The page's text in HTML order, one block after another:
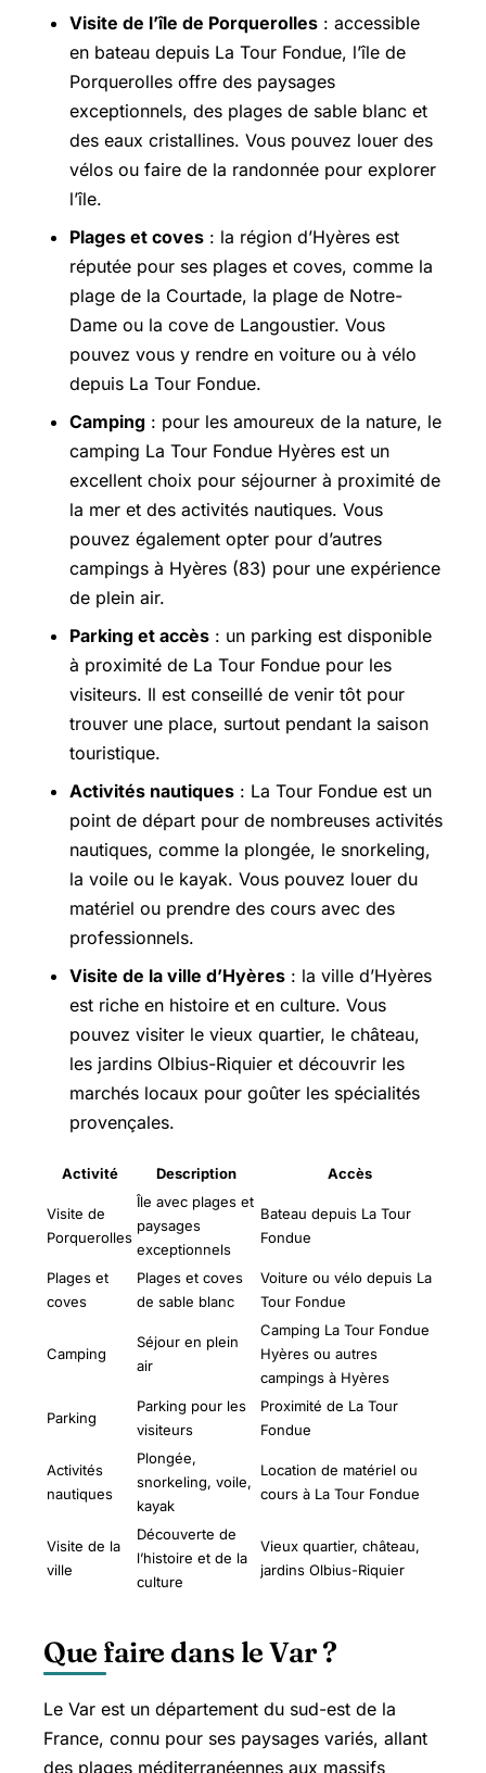
Visite de l’île de Porquerolles : accessible
en bateau depuis La Tour Fondue, l’île de
Porquerolles offre des paysages
exceptionnels, des plages de sable blanc et
des eaux cristallines. Vous pouvez louer des
vélos ou faire de la randonnée pour explorer
l’île.
Plages et coves : la région d’Hyères est
réputée pour ses plages et coves, comme la
plage de la Courtade, la plage de Notre-
Dame ou la cove de Langoustier. Vous
pouvez vous y rendre en voiture ou à vélo
depuis La Tour Fondue.
Camping : pour les amoureux de la nature, le
camping La Tour Fondue Hyères est un
excellent choix pour séjourner à proximité de
la mer et des activités nautiques. Vous
pouvez également opter pour d’autres
campings à Hyères (83) pour une expérience
de plein air.
Parking et accès : un parking est disponible
à proximité de La Tour Fondue pour les
visiteurs. Il est conseillé de venir tôt pour
trouver une place, surtout pendant la saison
touristique.
Activités nautiques : La Tour Fondue est un
point de départ pour de nombreuses activités
nautiques, comme la plongée, le snorkeling,
la voile ou le kayak. Vous pouvez louer du
matériel ou prendre des cours avec des
professionnels.
Visite de la ville d’Hyères : la ville d’Hyères
est riche en histoire et en culture. Vous
pouvez visiter le vieux quartier, le château,
les jardins Olbius-Riquier et découvrir les
marchés locaux pour goûter les spécialités
provençales.
Activité Description Accès
Visite de
Porquerolles
Île avec plages et
paysages
exceptionnels
Bateau depuis La Tour
Fondue
Plages et
coves
Plages et coves
de sable blanc
Voiture ou vélo depuis La
Tour Fondue
Camping
Séjour en plein
air
Camping La Tour Fondue
Hyères ou autres
campings à Hyères
Parking
Parking pour les
visiteurs
Proximité de La Tour
Fondue
Activités
nautiques
Plongée,
snorkeling, voile,
kayak
Location de matériel ou
cours à La Tour Fondue
Visite de la
ville
Découverte de
l’histoire et de la
culture
Vieux quartier, château,
jardins Olbius-Riquier
Que faire dans le Var ?
Le Var est un département du sud-est de la
France, connu pour ses paysages variés, allant
des plages méditerranéennes aux massifs